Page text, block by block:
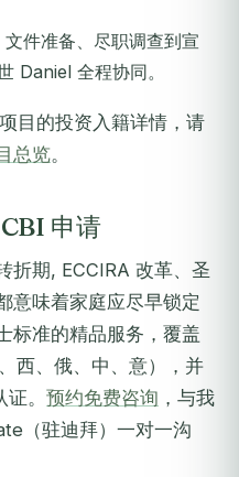
文件准备、尽职调查到宣
Daniel 全程协同。
目的投资入籍详情，请
总览。
申请
折期, ECCIRA 改革、圣
意味着家庭应尽早锁定
标准的精品服务，覆盖
西、俄、中、意），并
。 预约免费咨询 ，与我
（驻迪拜）一对一沟